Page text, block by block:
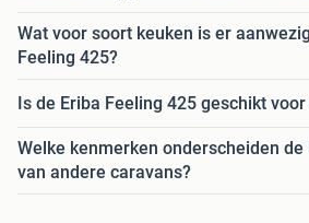
Wat voor soort keuken is er
Feeling 425?
Is de Eriba Feeling 425 geschikt
Welke kenmerken onderscheiden de
van andere caravans?